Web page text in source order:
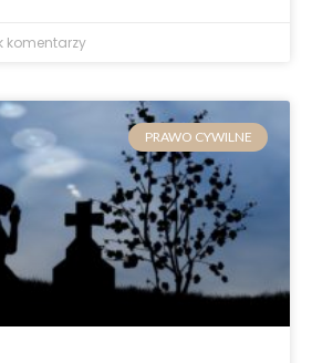
komentarzy
PRAWO CYWILNE